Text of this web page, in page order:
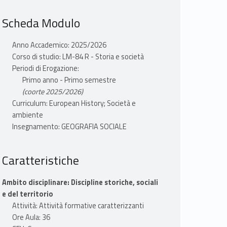
Scheda Modulo
Anno Accademico: 2025/2026
Corso di studio: LM-84 R - Storia e società
Periodi di Erogazione:
Primo anno - Primo semestre
(coorte 2025/2026)
Curriculum: European History; Società e
ambiente
Insegnamento: GEOGRAFIA SOCIALE
Caratteristiche
Ambito disciplinare: Discipline storiche, sociali
e del territorio
Attività: Attività formative caratterizzanti
Ore Aula: 36